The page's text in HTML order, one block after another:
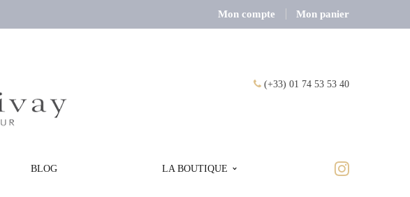
Mon compte Mon panier
(+33) 01 74 53 53 40
BLOG LA BOUTIQUE